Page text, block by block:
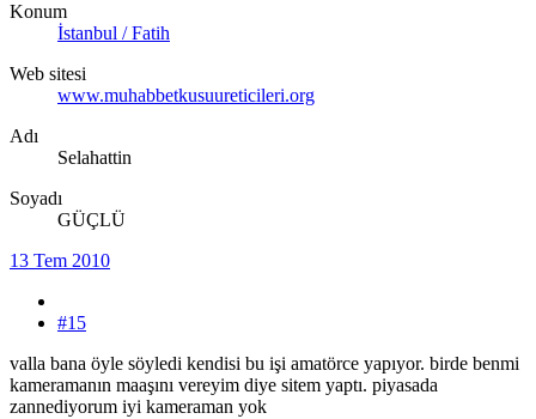
Konum
İstanbul / Fatih
Web sitesi
www.muhabbetkusuureticileri.org
Adı
Selahattin
Soyadı
GÜÇLÜ
13 Tem 2010
#15
valla bana öyle söyledi kendisi bu işi amatörce yapıyor. birde benmi
kameramanın maaşını vereyim diye sitem yaptı. piyasada
zannediyorum iyi kameraman yok